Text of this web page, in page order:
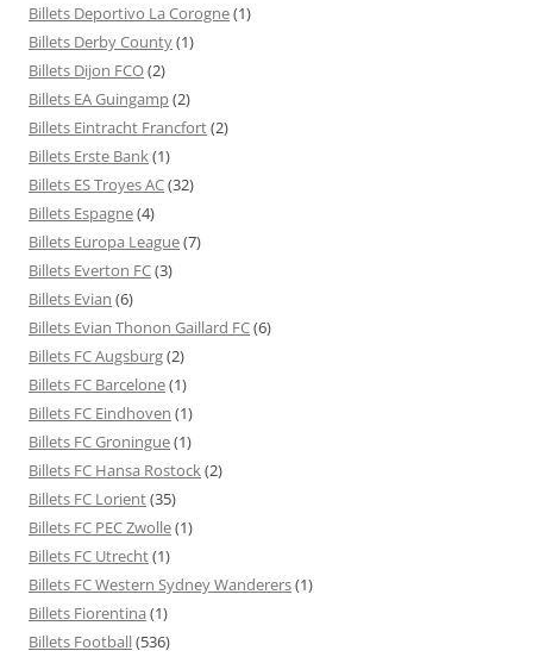
Billets Deportivo La Corogne(1)
Billets Derby County(1)
Billets Dijon FCO(2)
Billets EA Guingamp(2)
Billets Eintracht Francfort(2)
Billets Erste Bank(1)
Billets ES Troyes AC(32)
Billets Espagne(4)
Billets Europa League(7)
Billets Everton FC(3)
Billets Evian (6)
Billets Evian Thonon Gaillard FC(6)
Billets FC Augsburg(2)
Billets FC Barcelone(1)
Billets FC Eindhoven (1)
Billets FC Groningue(1)
Billets FC Hansa Rostock(2)
Billets FC Lorient(35)
Billets FC PEC Zwolle(1)
Billets FC Utrecht(1)
Billets FC Western Sydney Wanderers(1)
Billets Fiorentina (1)
Billets Football(536)